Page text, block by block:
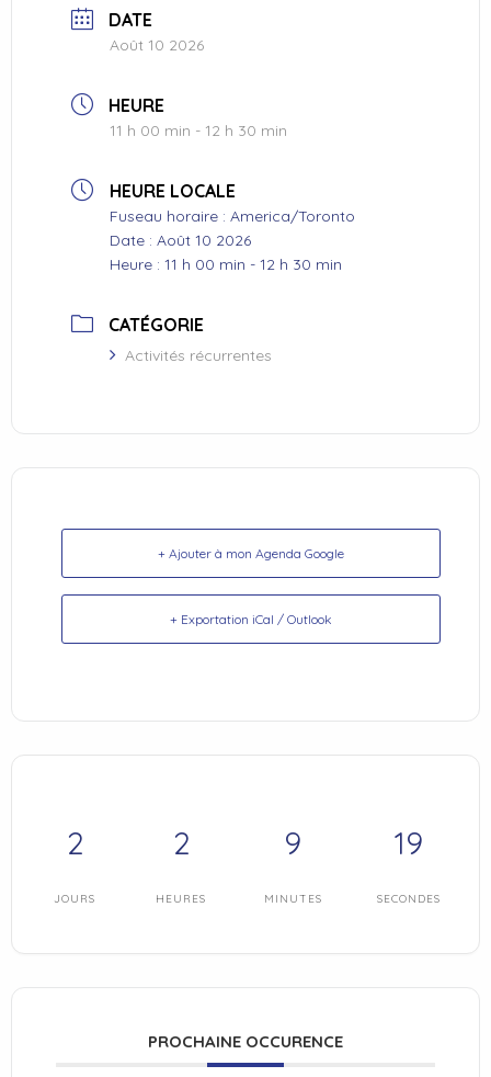
DATE
Août 10 2026
HEURE
11 h 00 min - 12 h 30 min
HEURE LOCALE
Fuseau horaire : America/Toronto
Date : Août 10 2026
Heure : 11 h 00 min - 12 h 30 min
CATÉGORIE
Activités récurrentes
+ Ajouter à mon Agenda Google
+ Exportation iCal / Outlook
2
JOURS
2
HEURES
9
MINUTES
18
SECONDES
PROCHAINE OCCURENCE